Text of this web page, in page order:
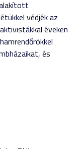
védjék az
éveken
és